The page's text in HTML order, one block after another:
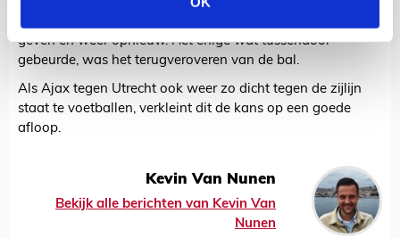
geven en weer opnieuw. Het enige wat tussendoor
gebeurde, was het terugveroveren van de bal.
Als Ajax tegen Utrecht ook weer zo dicht tegen de zijlijn
staat te voetballen, verkleint dit de kans op een goede
afloop.
Kevin Van Nunen
Bekijk alle berichten van Kevin Van
Nunen